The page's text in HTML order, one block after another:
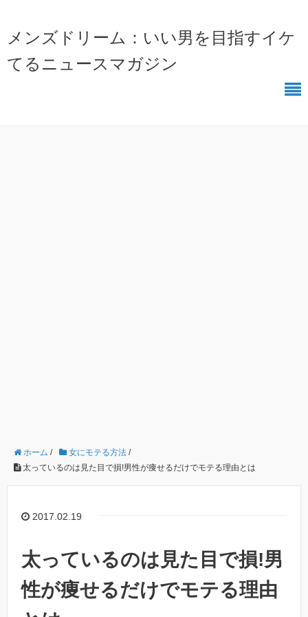
メンズドリーム：いい男を目指すイケ
てるニュースマガジン
ホーム / 女にモテる方法 /
太っているのは見た目で損!男性が痩せるだけでモテる理由とは
2017.02.19
太っているのは見た目で損!男
性が痩せるだけでモテる理由